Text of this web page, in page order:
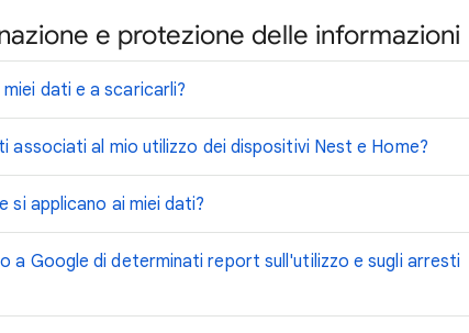
e protezione delle informazioni
dati e a scaricarli?
associati al mio utilizzo dei dispositivi Nest e Home?
si applicano ai miei dati?
a Google di determinati report sull'utilizzo e sugli arresti